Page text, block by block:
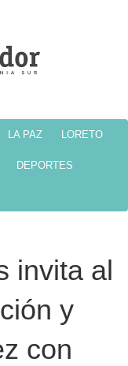
LA PAZ LORETO
DEPORTES
invita al
y
con